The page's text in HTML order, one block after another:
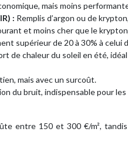
mais moins
: Remplis d’argon ou de
et moins cher que le
supérieur de 20 à 30% à celui
de chaleur du soleil en été,
mais avec un surcoût.
du bruit, indispensable pour
entre 150 et 300 €/m²,